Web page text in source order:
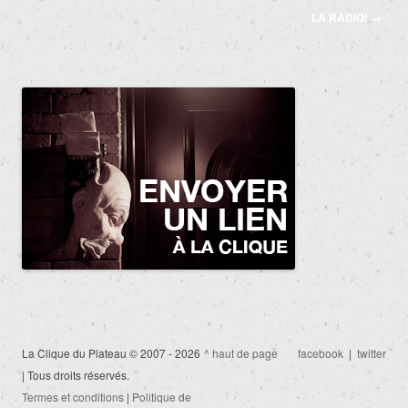
LA RADIO!
La Clique du Plateau © 2007 - 2026
| Tous droits réservés.
Termes et conditions | Politique de
^ haut de page facebook | twitter